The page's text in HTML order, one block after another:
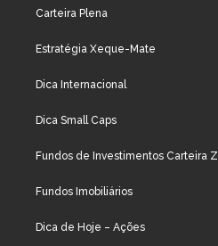
Carteira Plena
Estratégia Xeque-Mate
Dica Internacional
Dica Small Caps
Fundos de Investimentos Carteira Z
Fundos Imobiliários
Dica de Hoje – Ações